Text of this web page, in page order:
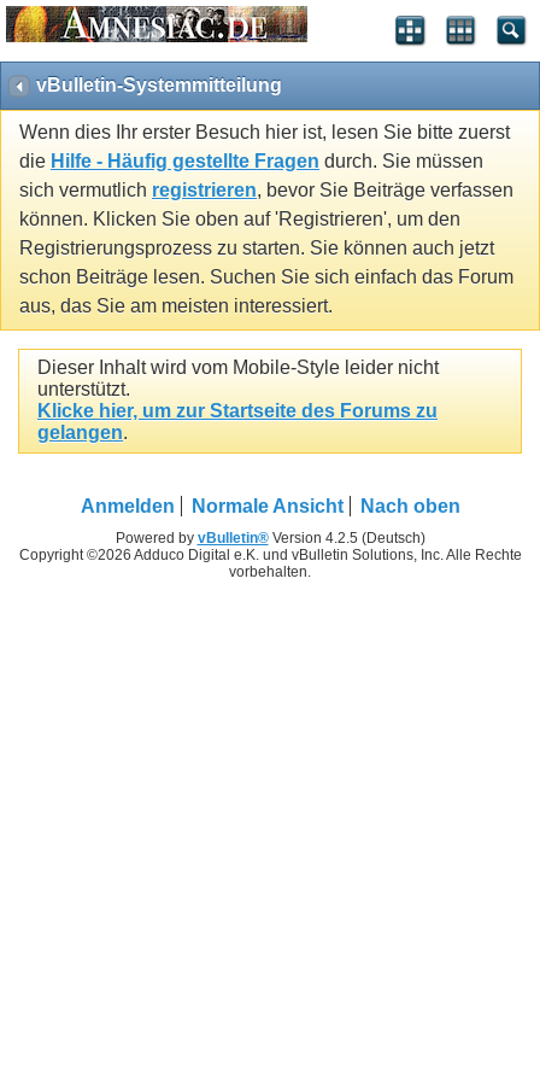
vBulletin-Systemmitteilung
Wenn dies Ihr erster Besuch hier ist, lesen Sie bitte zuerst
die Hilfe - Häufig gestellte Fragen durch. Sie müssen
sich vermutlich registrieren, bevor Sie Beiträge verfassen
können. Klicken Sie oben auf 'Registrieren', um den
Registrierungsprozess zu starten. Sie können auch jetzt
schon Beiträge lesen. Suchen Sie sich einfach das Forum
aus, das Sie am meisten interessiert.
Dieser Inhalt wird vom Mobile-Style leider nicht
unterstützt.
Klicke hier, um zur Startseite des Forums zu
gelangen.
Anmelden Normale Ansicht Nach oben
Powered by vBulletin®Version 4.2.5 (Deutsch)
Copyright ©2026 Adduco Digital e.K. und vBulletin Solutions, Inc. Alle Rechte
vorbehalten.